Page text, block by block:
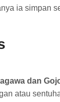
ia simpan
dan
atau